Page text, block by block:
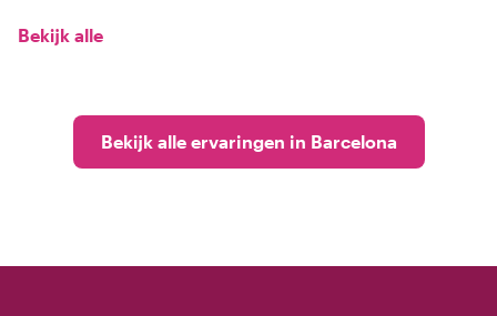
Bekijk alle
Bekijk alle ervaringen in Barcelona